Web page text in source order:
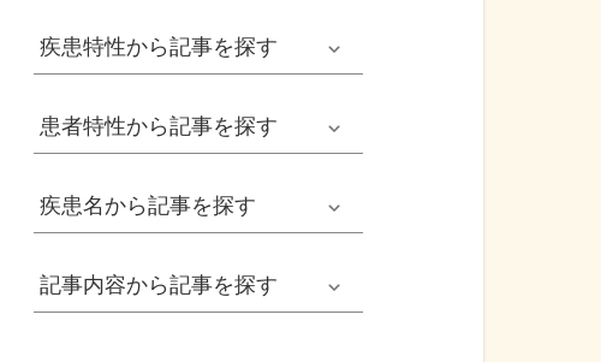
発熱外来系
歯科口腔外科系
疾患特性から記事を探す
春の病気
患者特性から記事を探す
男性
疾患名から記事を探す
網膜剝離
記事内容から記事を探す